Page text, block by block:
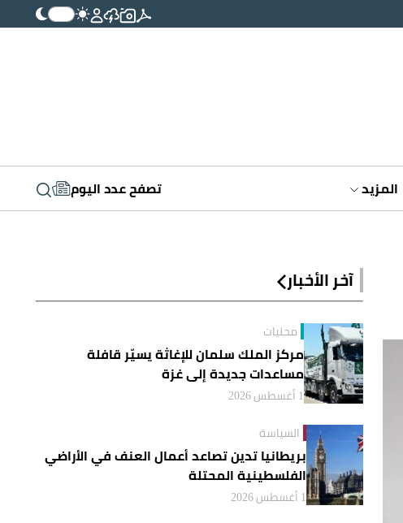
المزيد تصفح عدد اليوم
آخر الأخبار
محليات
مركز الملك سلمان للإغاثة يسيّر قافلة
مساعدات جديدة إلى غزة
1 أغسطس 2026
السياسة
بريطانيا تدين تصاعد أعمال العنف في الأراضي
الفلسطينية المحتلة
1 أغسطس 2026